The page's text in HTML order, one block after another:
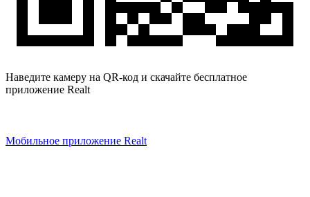
Наведите камеру на QR-код и скачайте бесплатное
приложение Realt
Мобильное приложение Realt